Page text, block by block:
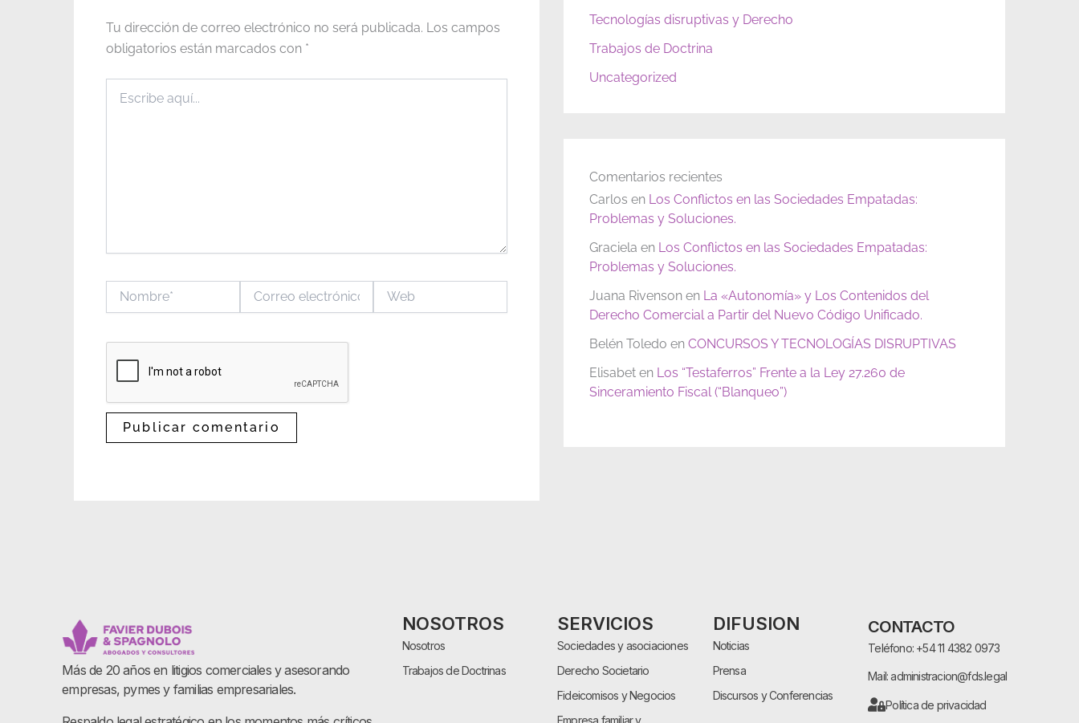
Tu dirección de correo electrónico no será publicada. Los campos
obligatorios están marcados con *
aquí...
electrónico*
Tecnologías disruptivas y Derecho
Trabajos de Doctrina
Uncategorized
Comentarios recientes
Carlos en Los Conflictos en las Sociedades Empatadas:
Problemas y Soluciones.
Graciela en Los Conflictos en las Sociedades Empatadas:
Problemas y Soluciones.
Juana Rivenson en La «Autonomía» y Los Contenidos del
Derecho Comercial a Partir del Nuevo Código Unificado.
Belén Toledo en CONCURSOS Y TECNOLOGÍAS DISRUPTIVAS
Elisabet en Los “Testaferros” Frente a la Ley 27.260 de
Sinceramiento Fiscal (“Blanqueo”)
Más de 20 años en litigios comerciales y asesorando
empresas, pymes y familias empresariales.
NOSOTROS
Nosotros
Trabajos de Doctrinas
SERVICIOS
Sociedades y asociaciones
Derecho Societario
Fideicomisos y Negocios
Empresa familiar y
DIFUSION
Noticias
Prensa
Discursos y Conferencias
CONTACTO
Teléfono: +54 11 4382 0973
Mail: administracion@fds.legal
Política de privacidad